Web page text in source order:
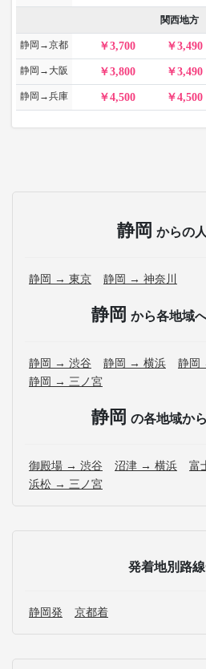
関西地方
静岡→京都 3,700 3,490
静岡→大阪 3,800 3,490
静岡→兵庫 4,500 4,500
静岡 からの
静岡 → 東京 静岡 → 神奈川
静岡 から各地域
静岡 → 渋谷 静岡 → 横浜
静岡
静岡 → 三ノ宮
静岡 の各地域か
御殿場 → 渋谷 沼津 → 横浜
富
浜松 → 三ノ宮
発着地別路
静岡発 京都着